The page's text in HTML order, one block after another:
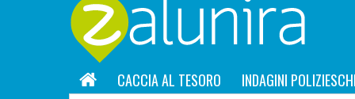
CACCIA AL TESORO INDAGINI